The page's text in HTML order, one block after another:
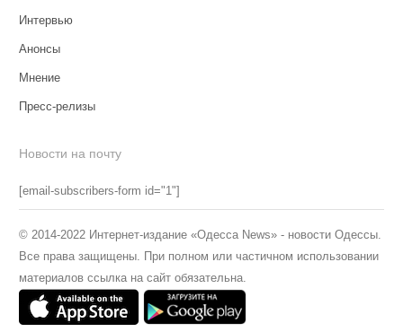
Интервью
Анонсы
Мнение
Пресс-релизы
Новости на почту
[email-subscribers-form id="1"]
© 2014-2022 Интернет-издание «Одесса News» - новости Одессы.
Все права защищены. При полном или частичном использовании
материалов ссылка на сайт обязательна.